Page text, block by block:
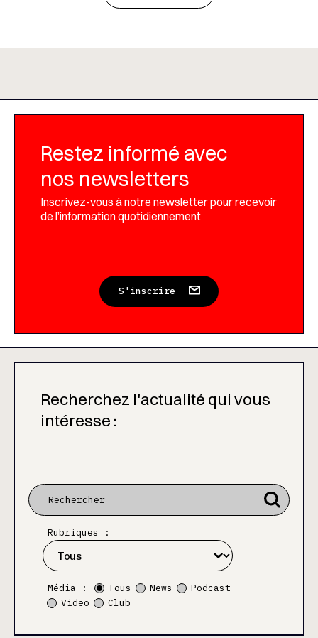
Restez informé avec
nos newsletters
Inscrivez-vous à notre newsletter pour recevoir
de l’information quotidiennement
S'inscrire
Recherchez l'actualité qui vous
intéresse :
Rubriques :
Média : Tous News
Podcast
Video
Club